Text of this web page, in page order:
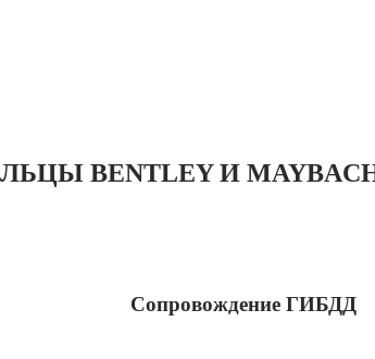
BENTLEY И
Сопровождение ГИБДД